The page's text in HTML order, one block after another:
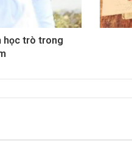
học trò trong